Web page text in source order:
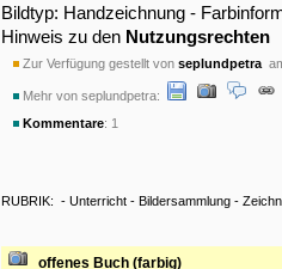
Bildtyp: Handzeichnung -
Hinweis zu den Nutzungsrechten
Zur Verfügung gestellt von seplundpetra
Mehr von seplundpetra:
Kommentare: 1
RUBRIK: - Unterricht - Bildersammlung -
offenes Buch (farbig)